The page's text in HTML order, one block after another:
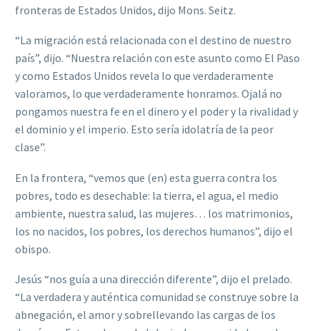
fronteras de Estados Unidos, dijo Mons. Seitz.
“La migración está relacionada con el destino de nuestro
país”, dijo. “Nuestra relación con este asunto como El Paso
y como Estados Unidos revela lo que verdaderamente
valoramos, lo que verdaderamente honramos. Ojalá no
pongamos nuestra fe en el dinero y el poder y la rivalidad y
el dominio y el imperio. Esto sería idolatría de la peor
clase”.
En la frontera, “vemos que (en) esta guerra contra los
pobres, todo es desechable: la tierra, el agua, el medio
ambiente, nuestra salud, las mujeres… los matrimonios,
los no nacidos, los pobres, los derechos humanos”, dijo el
obispo.
Jesús “nos guía a una dirección diferente”, dijo el prelado.
“La verdadera y auténtica comunidad se construye sobre la
abnegación, el amor y sobrellevando las cargas de los